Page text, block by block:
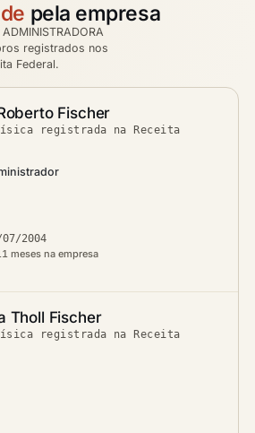
pela empresa
registrados nos
Federal.
Fischer
registrada na Receita
07/2004
meses na empresa
Tholl Fischer
registrada na Receita